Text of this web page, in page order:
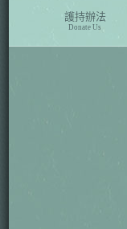
護持辦法
Donate Us